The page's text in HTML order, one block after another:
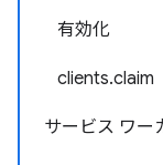
有効化
clients.claim
サービス ワー